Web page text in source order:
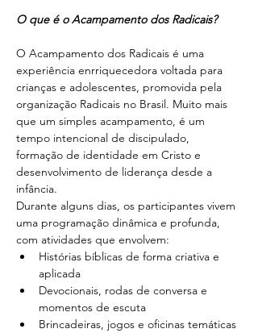
O que é o Acampamento dos Radicais?
O Acampamento dos Radicais é uma
experiência enrriquecedora voltada para
crianças e adolescentes, promovida pela
organização Radicais no Brasil. Muito mais
que um simples acampamento, é um
tempo intencional de discipulado,
formação de identidade em Cristo e
desenvolvimento de liderança desde a
infância.
Durante alguns dias, os participantes vivem
uma programação dinâmica e profunda,
com atividades que envolvem:
Histórias bíblicas de forma criativa e
aplicada
Devocionais, rodas de conversa e
momentos de escuta
Brincadeiras, jogos e oficinas temáticas